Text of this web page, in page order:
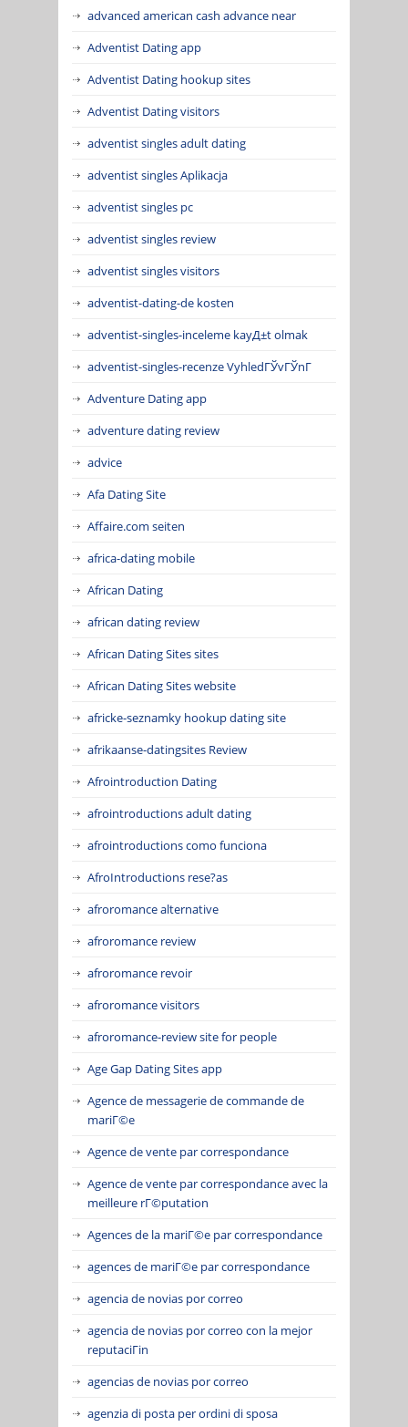
advanced american cash advance near
Adventist Dating app
Adventist Dating hookup sites
Adventist Dating visitors
adventist singles adult dating
adventist singles Aplikacja
adventist singles pc
adventist singles review
adventist singles visitors
adventist-dating-de kosten
adventist-singles-inceleme kayД±t olmak
adventist-singles-recenze VyhledГЎvГЎnГ­
Adventure Dating app
adventure dating review
advice
Afa Dating Site
Affaire.com seiten
africa-dating mobile
African Dating
african dating review
African Dating Sites sites
African Dating Sites website
africke-seznamky hookup dating site
afrikaanse-datingsites Review
Afrointroduction Dating
afrointroductions adult dating
afrointroductions como funciona
AfroIntroductions rese?as
afroromance alternative
afroromance review
afroromance revoir
afroromance visitors
afroromance-review site for people
Age Gap Dating Sites app
Agence de messagerie de commande de
mariГ©e
Agence de vente par correspondance
Agence de vente par correspondance avec la
meilleure rГ©putation
Agences de la mariГ©e par correspondance
agences de mariГ©e par correspondance
agencia de novias por correo
agencia de novias por correo con la mejor
reputaciГіn
agencias de novias por correo
agenzia di posta per ordini di sposa